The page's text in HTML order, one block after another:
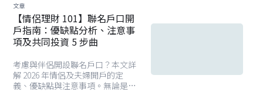
文章
【情侶理財 101】聯名戶口開
戶指南：優缺點分析、注意事
項及共同投資 5 步曲
考慮與伴侶開設聯名戶口？本文詳
解 2026 年情侶及夫婦開戶的定
義、優缺點與注意事項。無論是共